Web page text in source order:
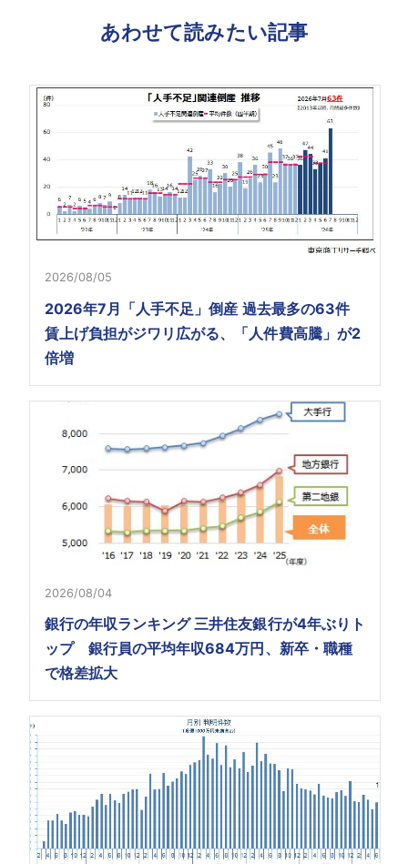
あわせて読みたい記事
2026/08/05
2026年7月「人手不足」倒産 過去最多の63件
賃上げ負担がジワリ広がる、「人件費高騰」が2
倍増
2026/08/04
銀行の年収ランキング 三井住友銀行が4年ぶりト
ップ 銀行員の平均年収684万円、新卒・職種
で格差拡大